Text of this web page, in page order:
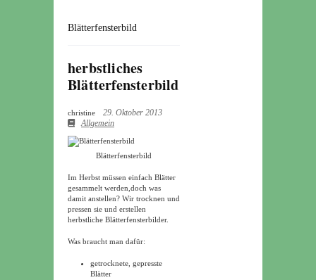
Blätterfensterbild
herbstliches
Blätterfensterbild
christine
29. Oktober 2013
Allgemein
Blätterfensterbild
Im Herbst müssen einfach Blätter
gesammelt werden,doch was
damit anstellen? Wir trocknen und
pressen sie und erstellen
herbstliche Blätterfensterbilder.
Was braucht man dafür:
getrocknete, gepresste
Blätter